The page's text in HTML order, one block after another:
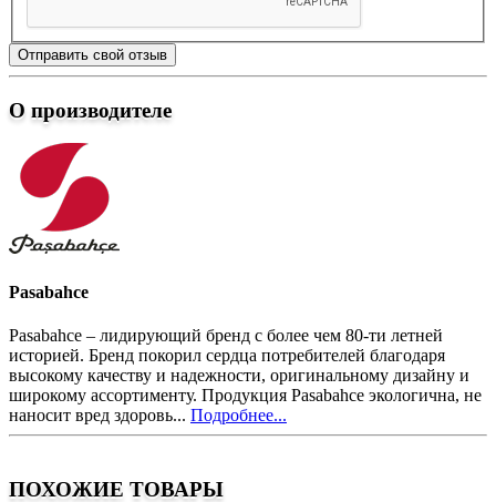
Отправить свой отзыв
О производителе
Pasabahce
Pasabahce – лидирующий бренд с более чем 80-ти летней
историей. Бренд покорил сердца потребителей благодаря
высокому качеству и надежности, оригинальному дизайну и
широкому ассортименту. Продукция Pasabahce экологична, не
наносит вред здоровь... Подробнее...
ПОХОЖИЕ ТОВАРЫ